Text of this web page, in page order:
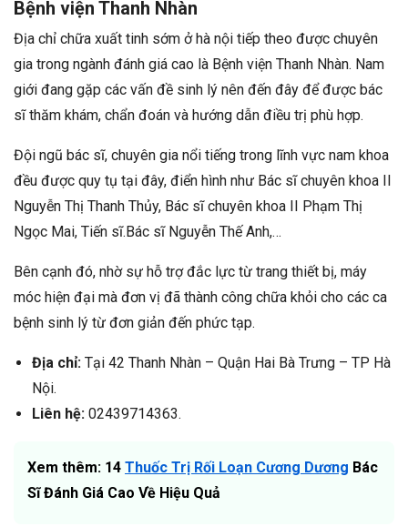
Bệnh viện Thanh Nhàn
Địa chỉ chữa xuất tinh sớm ở hà nội tiếp theo được chuyên
gia trong ngành đánh giá cao là Bệnh viện Thanh Nhàn. Nam
giới đang gặp các vấn đề sinh lý nên đến đây để được bác
sĩ thăm khám, chẩn đoán và hướng dẫn điều trị phù hợp.
Đội ngũ bác sĩ, chuyên gia nổi tiếng trong lĩnh vực nam khoa
đều được quy tụ tại đây, điển hình như Bác sĩ chuyên khoa II
Nguyễn Thị Thanh Thủy, Bác sĩ chuyên khoa II Phạm Thị
Ngọc Mai, Tiến sĩ.Bác sĩ Nguyễn Thế Anh,…
Bên cạnh đó, nhờ sự hỗ trợ đắc lực từ trang thiết bị, máy
móc hiện đại mà đơn vị đã thành công chữa khỏi cho các ca
bệnh sinh lý từ đơn giản đến phức tạp.
Địa chỉ: Tại 42 Thanh Nhàn – Quận Hai Bà Trưng – TP Hà
Nội.
Liên hệ: 02439714363.
Xem thêm: 14 Thuốc Trị Rối Loạn Cương Dương Bác
Sĩ Đánh Giá Cao Về Hiệu Quả